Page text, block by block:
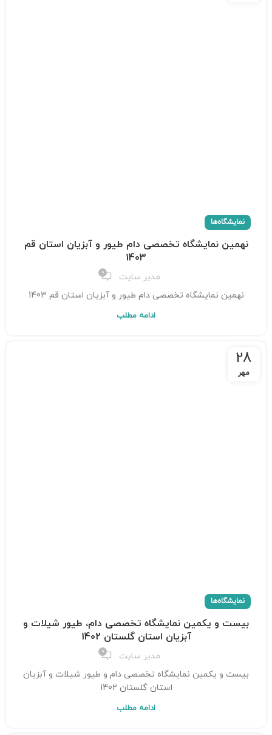
نمایشگاه‌ها
نهمین نمایشگاه تخصصی دام طیور و آبزیان استان قم
1403
مدیر سایت 0
نهمین نمایشگاه تخصصی دام طیور و آبزیان استان قم 1403
ادامه مطلب
28
مهر
نمایشگاه‌ها
بیست و یکمین نمایشگاه تخصصی دام، طیور شیلات و
آبزیان استان گلستان 1402
مدیر سایت 0
بیست و یکمین نمایشگاه تخصصی دام و طیور شیلات و آبزیان
استان گلستان 1402
ادامه مطلب